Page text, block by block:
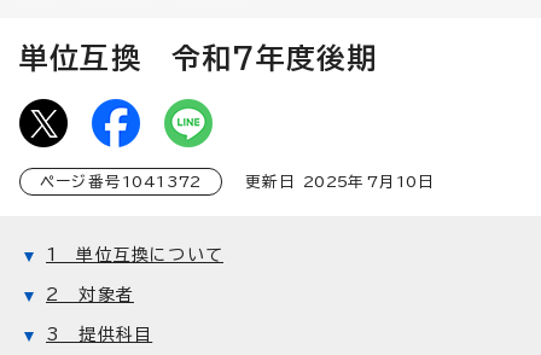
単位互換 令和7年度後期
ページ番号 1041372 更新日 2025年7月 10 日
1 単位互換について
2 対象者
3 提供科目